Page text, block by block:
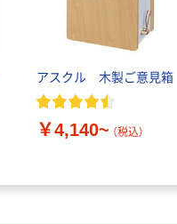
アスクル 木製ご意見箱
￥4,140~ （税込）